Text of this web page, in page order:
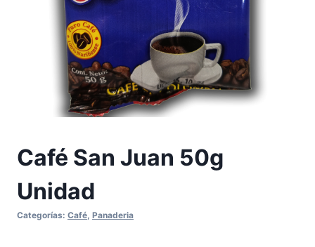
Café San Juan 50g
Unidad
Categorías: Café Panaderia